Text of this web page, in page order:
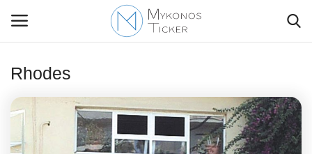
Contact Us
Politique
Rhodes